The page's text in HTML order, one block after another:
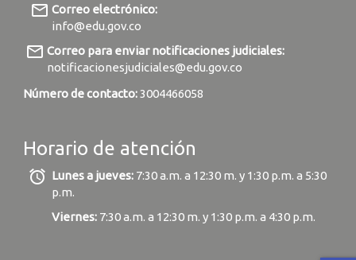
mail_outline Correo electrónico:
info@edu.gov.co
mail_outline Correo para enviar notificaciones judiciales:
notificacionesjudiciales@edu.gov.co
Número de contacto:3004466058
Horario de atención
alarm Lunes a jueves: 7:30 a.m. a 12:30 m. y 1:30 p.m. a 5:30
p.m.
Viernes:7:30 a.m. a 12:30 m. y 1:30 p.m. a 4:30 p.m.